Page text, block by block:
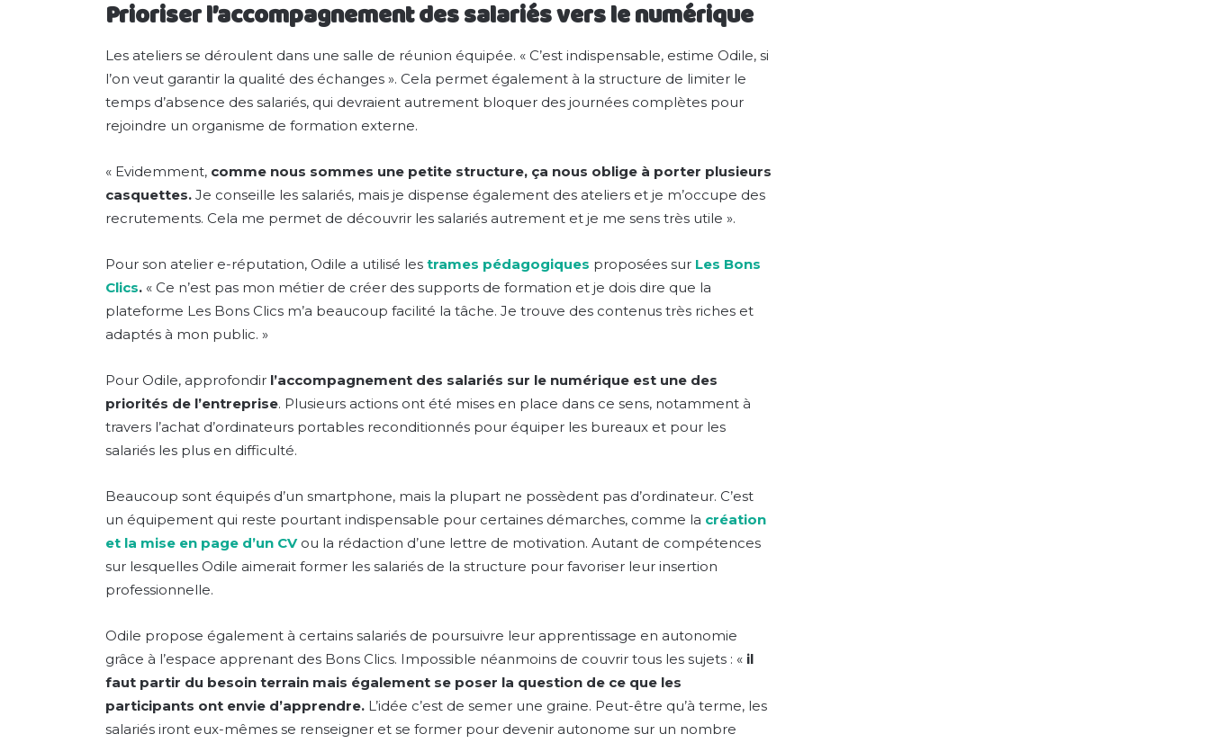
Prioriser l’accompagnement des salariés vers le numérique
Les ateliers se déroulent dans une salle de réunion équipée. « C’est indispensable, estime Odile, si
l’on veut garantir la qualité des échanges ». Cela permet également à la structure de limiter le
temps d’absence des salariés, qui devraient autrement bloquer des journées complètes pour
rejoindre un organisme de formation externe.
« Evidemment, comme nous sommes une petite structure, ça nous oblige à porter plusieurs
casquettes. Je conseille les salariés, mais je dispense également des ateliers et je m’occupe des
recrutements. Cela me permet de découvrir les salariés autrement et je me sens très utile ».
Pour son atelier e-réputation, Odile a utilisé les trames pédagogiques proposées sur Les Bons
Clics. « Ce n’est pas mon métier de créer des supports de formation et je dois dire que la
plateforme Les Bons Clics m’a beaucoup facilité la tâche. Je trouve des contenus très riches et
adaptés à mon public. »
Pour Odile, approfondir l’accompagnement des salariés sur le numérique est une des
priorités de l’entreprise. Plusieurs actions ont été mises en place dans ce sens, notamment à
travers l’achat d’ordinateurs portables reconditionnés pour équiper les bureaux et pour les
salariés les plus en difficulté.
Beaucoup sont équipés d’un smartphone, mais la plupart ne possèdent pas d’ordinateur. C’est
un équipement qui reste pourtant indispensable pour certaines démarches, comme la création
et la mise en page d’un CVou la rédaction d’une lettre de motivation. Autant de compétences
sur lesquelles Odile aimerait former les salariés de la structure pour favoriser leur insertion
professionnelle.
Odile propose également à certains salariés de poursuivre leur apprentissage en autonomie
grâce à l’espace apprenant des Bons Clics. Impossible néanmoins de couvrir tous les sujets : « il
faut partir du besoin terrain mais également se poser la question de ce que les
participants ont envie d’apprendre. L’idée c’est de semer une graine. Peut-être qu’à terme, les
salariés iront eux-mêmes se renseigner et se former pour devenir autonome sur un nombre